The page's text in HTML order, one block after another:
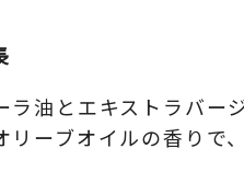
ラ油とエキストラバー
リーブオイルの香りで